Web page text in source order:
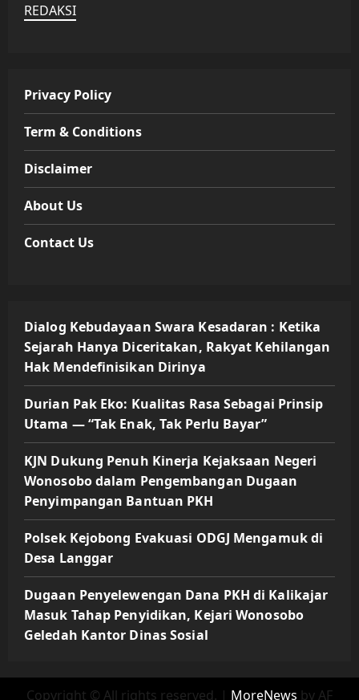
REDAKSI
Privacy Policy
Term & Conditions
Disclaimer
About Us
Contact Us
Dialog Kebudayaan Swara Kesadaran : Ketika
Sejarah Hanya Diceritakan, Rakyat Kehilangan
Hak Mendefinisikan Dirinya
Durian Pak Eko: Kualitas Rasa Sebagai Prinsip
Utama — “Tak Enak, Tak Perlu Bayar”
KJN Dukung Penuh Kinerja Kejaksaan Negeri
Wonosobo dalam Pengembangan Dugaan
Penyimpangan Bantuan PKH
Polsek Kejobong Evakuasi ODGJ Mengamuk di
Desa Langgar
Dugaan Penyelewengan Dana PKH di Kalikajar
Masuk Tahap Penyidikan, Kejari Wonosobo
Geledah Kantor Dinas Sosial
Copyright © All rights reserved. | MoreNews by AF